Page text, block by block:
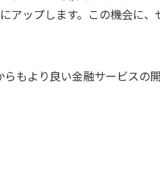
アップします。この機会に、
もより良い金融サービスの